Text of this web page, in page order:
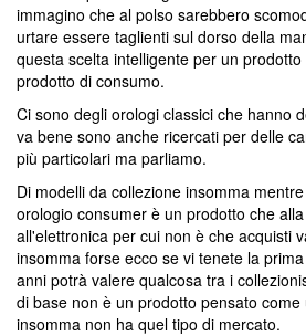
immagino che al polso sarebbero
urtare essere taglienti sul dorso della
questa scelta intelligente per un
prodotto di consumo.
Ci sono degli orologi classici che hanno
va bene sono anche ricercati per delle
più particolari ma parliamo.
Di modelli da collezione insomma
orologio consumer è un prodotto che
all'elettronica per cui non è che acquisti
insomma forse ecco se vi tenete la
anni potrà valere qualcosa tra i
di base non è un prodotto pensato come
insomma non ha quel tipo di mercato.